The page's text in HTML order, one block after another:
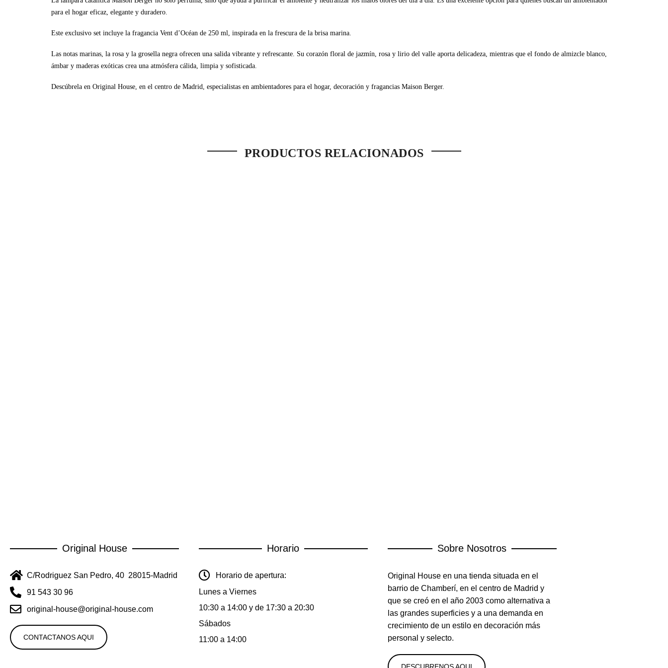
para el hogar eficaz, elegante y duradero.
Este exclusivo set incluye la fragancia Vent d’Océan de 250 ml, inspirada en la frescura de la brisa marina.
Las notas marinas, la rosa y la grosella negra ofrecen una salida vibrante y refrescante. Su corazón floral de jazmín, rosa y lirio del valle aporta delicadeza, mientras que el fondo de almizcle blanco,
ámbar y maderas exóticas crea una atmósfera cálida, limpia y sofisticada.
Descúbrela en Original House, en el centro de Madrid, especialistas en ambientadores para el hogar, decoración y fragancias Maison Berger.
PRODUCTOS RELACIONADOS
Original House
C/Rodriguez San Pedro, 40 28015-Madrid
91 543 30 96
original-house@original-house.com
CONTACTANOS AQUI
Horario
Horario de apertura:
Lunes a Viernes
10:30 a 14:00 y de 17:30 a 20:30
Sábados
11:00 a 14:00
Sobre Nosotros
Original House en una tienda situada en el
barrio de Chamberí, en el centro de Madrid y
que se creó en el año 2003 como alternativa a
las grandes superficies y a una demanda en
crecimiento de un estilo en decoración más
personal y selecto.